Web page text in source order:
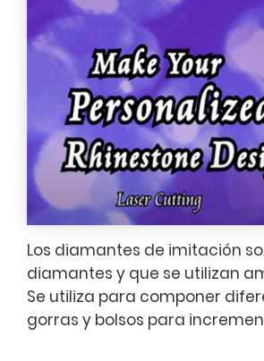
Los diamantes de imitación
diamantes y que se utilizan
Se utiliza para componer
gorras y bolsos para